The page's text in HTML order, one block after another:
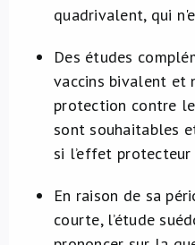
quadrivalent, qui
Des études
vaccins bivalent et
protection contre
sont souhaitables
si l’effet protecteur
En raison de sa
courte, l’étude